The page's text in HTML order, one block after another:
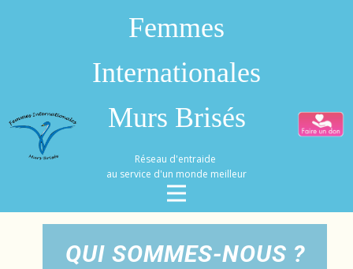
Femmes
Internationales
Murs Brisés
R​éseau d'entraide
au service d'un monde meilleur
QUI SOMMES-NOUS ?